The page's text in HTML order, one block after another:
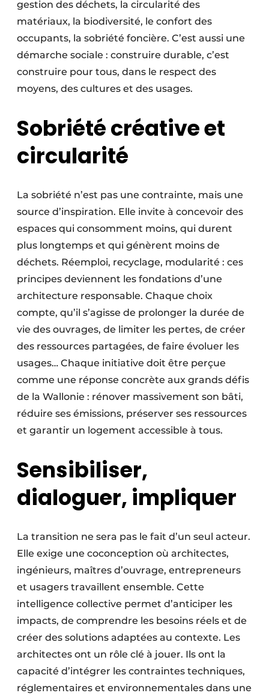
gestion des déchets, la circularité des
matériaux, la biodiversité, le confort des
occupants, la sobriété foncière. C’est aussi une
démarche sociale : construire durable, c’est
construire pour tous, dans le respect des
moyens, des cultures et des usages.
Sobriété créative et
circularité
La sobriété n’est pas une contrainte, mais une
source d’inspiration. Elle invite à concevoir des
espaces qui consomment moins, qui durent
plus longtemps et qui génèrent moins de
déchets. Réemploi, recyclage, modularité : ces
principes deviennent les fondations d’une
architecture responsable. Chaque choix
compte, qu’il s’agisse de prolonger la durée de
vie des ouvrages, de limiter les pertes, de créer
des ressources partagées, de faire évoluer les
usages… Chaque initiative doit être perçue
comme une réponse concrète aux grands défis
de la Wallonie : rénover massivement son bâti,
réduire ses émissions, préserver ses ressources
et garantir un logement accessible à tous.
Sensibiliser,
dialoguer, impliquer
La transition ne sera pas le fait d’un seul acteur.
Elle exige une coconception où architectes,
ingénieurs, maîtres d’ouvrage, entrepreneurs
et usagers travaillent ensemble. Cette
intelligence collective permet d’anticiper les
impacts, de comprendre les besoins réels et de
créer des solutions adaptées au contexte. Les
architectes ont un rôle clé à jouer. Ils ont la
capacité d’intégrer les contraintes techniques,
réglementaires et environnementales dans une